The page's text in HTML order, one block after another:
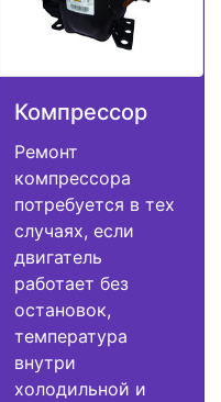
Компрессор
Ремонт
компрессора
потребуется в тех
случаях, если
двигатель
работает без
остановок,
температура
внутри
холодильной и